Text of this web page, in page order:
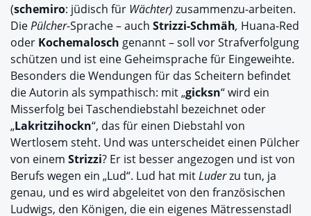
(schemiro: jüdisch für Wächter) zusammenzu-arbeiten.
DiePülcher-Sprache – auch Strizzi-Schmäh, Huana-Red
oder Kochemalosch genannt – soll vor Strafverfolgung
schützen und ist eine Geheimsprache für Eingeweihte.
Besonders die Wendungen für das Scheitern befindet
die Autorin als sympathisch: mit „gicksn“ wird ein
Misserfolg bei Taschendiebstahl bezeichnet oder
„Lakritzihockn“, das für einen Diebstahl von
Wertlosem steht. Und was unterscheidet einen Pülcher
von einem Strizzi? Er ist besser angezogen und ist von
Berufs wegen ein „Lud“. Lud hat mitLuderzu tun, ja
genau, und es wird abgeleitet von den französischen
Ludwigs, den Königen, die ein eigenes Mätressenstadl